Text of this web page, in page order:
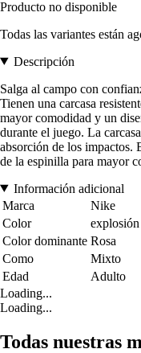
Producto no disponible
Todas las variantes están
Descripción
Salga al campo con
Tienen una carcasa
mayor comodidad y un
durante el juego. La
absorción de los impactos.
de la espinilla para mayor
Información adicional
Marca
Nike
Color
Color dominante Rosa
Como
Mixto
Edad
Adulto
Loading...
Loading...
Todas nuestras